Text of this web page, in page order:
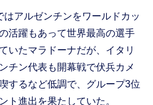
アルゼンチンをワールドカッ
活躍もあって世界最高の選手
いたマラドーナだが、イタリ
チン代表も開幕戦で伏兵カメ
するなど低調で、グループ3位
ト進出を果たしていた。